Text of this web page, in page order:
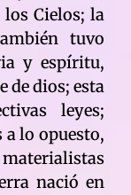
los Cielos; la
tuvo
y espíritu,
de dios; esta
leyes;
a lo opuesto,
nació en